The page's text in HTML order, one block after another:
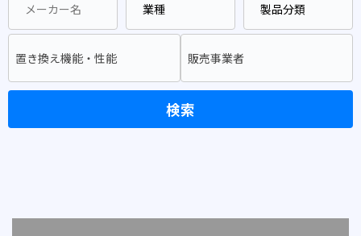
置き換え機能・性能 販売事業者
検索